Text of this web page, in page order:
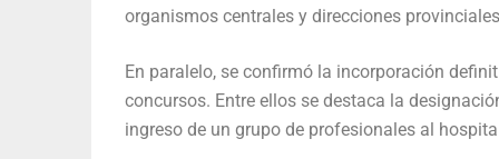
organismos centrales y direcciones
En paralelo, se confirmó la incorporación
concursos. Entre ellos se destaca la
ingreso de un grupo de profesionales al